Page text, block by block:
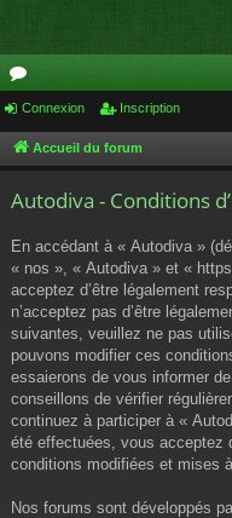
or
u
Connexion Inscription
Accueil du forum
Autodiva - Conditions
En accédant à « Autodiva »
« nos », « Autodiva » et «
acceptez d’être légalement
n’acceptez pas d’être
suivantes, veuillez ne pas
pouvons modifier ces
essaierons de vous informer
conseillons de vérifier
continuez à participer à «
été effectuées, vous acceptez
conditions modifiées et mises à
Nos forums sont développés